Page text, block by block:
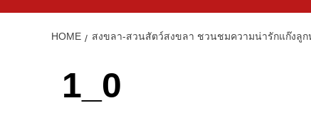
HOME สงขลา-สวนสัตว์สงขลา ชวนชมความน่ารักแก๊งลู
1_0